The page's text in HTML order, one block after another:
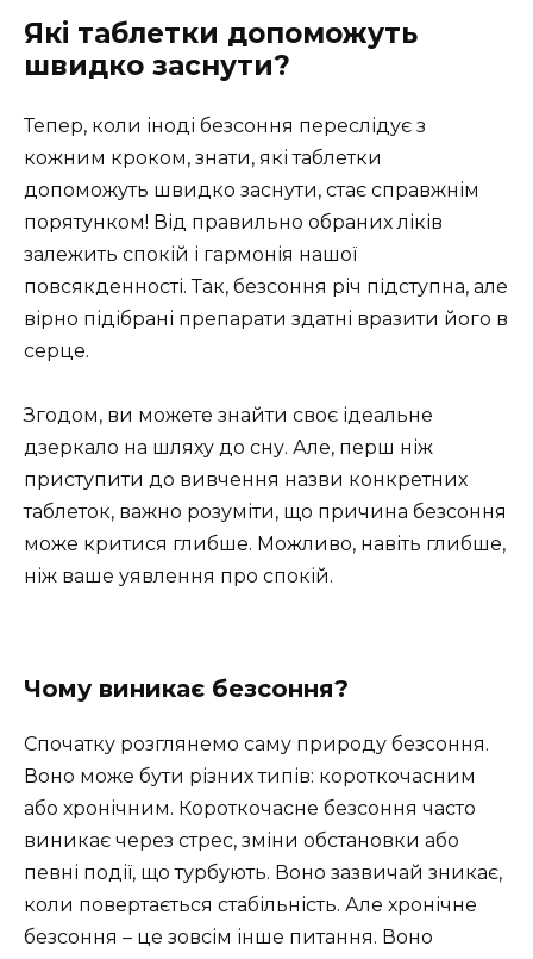
Які таблетки допоможуть
швидко заснути?
Тепер, коли іноді безсоння переслідує з
кожним кроком, знати, які таблетки
допоможуть швидко заснути, стає справжнім
порятунком! Від правильно обраних ліків
залежить спокій і гармонія нашої
повсякденності. Так, безсоння річ підступна, але
вірно підібрані препарати здатні вразити його в
серце.
Згодом, ви можете знайти своє ідеальне
дзеркало на шляху до сну. Але, перш ніж
приступити до вивчення назви конкретних
таблеток, важно розуміти, що причина безсоння
може критися глибше. Можливо, навіть глибше,
ніж ваше уявлення про спокій.
Чому виникає безсоння?
Спочатку розглянемо саму природу безсоння.
Воно може бути різних типів: короткочасним
або хронічним. Короткочасне безсоння часто
виникає через стрес, зміни обстановки або
певні події, що турбують. Воно зазвичай зникає,
коли повертається стабільність. Але хронічне
безсоння – це зовсім інше питання. Воно